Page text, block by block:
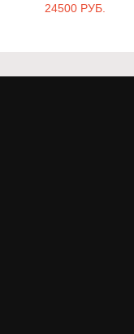
24500 РУБ.